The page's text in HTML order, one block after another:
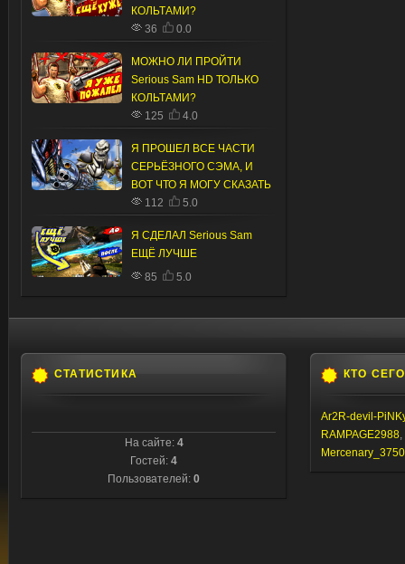
КОЛЬТАМИ?
36
0.0
МОЖНО ЛИ ПРОЙТИ
Serious Sam HD ТОЛЬКО
КОЛЬТАМИ?
125
4.0
Я ПРОШЕЛ ВСЕ ЧАСТИ
СЕРЬЁЗНОГО СЭМА, И
ВОТ ЧТО Я МОГУ СКАЗАТЬ
112
5.0
Я СДЕЛАЛ Serious Sam
ЕЩЁ ЛУЧШЕ
85
5.0
СТАТИСТИКА
На сайте: 4
Гостей: 4
Пользователей: 0
КТО
Ar2R-devil-
RAMPAGE2988,
Mercenary_3750